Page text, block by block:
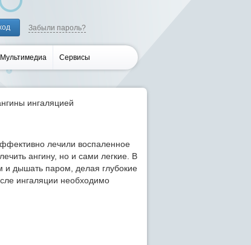
Забыли пароль?
Мультимедиа Сервисы
ингаляцией
лечили воспаленное
ангину, но и сами легкие. В
и дышать паром, делая глубокие
ингаляции необходимо